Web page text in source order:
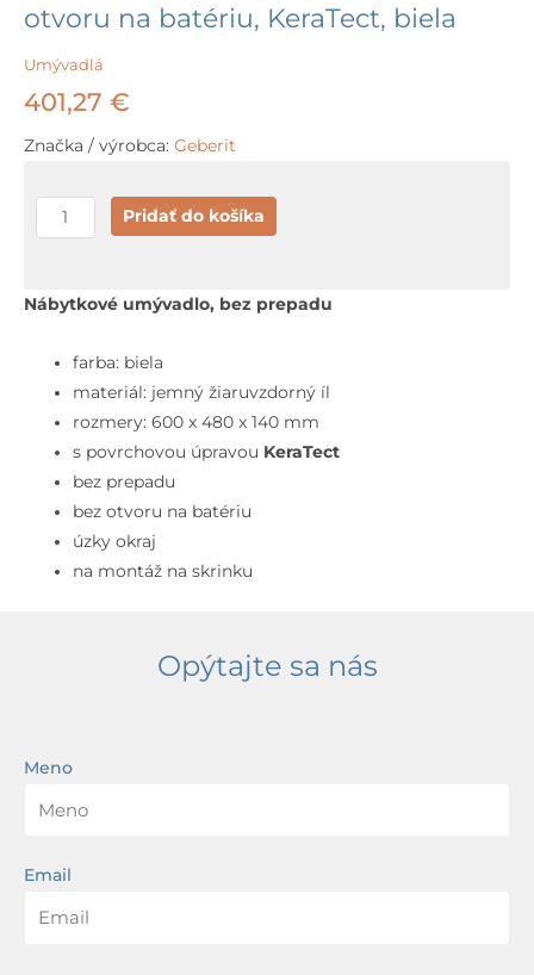
otvoru na batériu, KeraTect, biela
Umývadlá
401,27 €
Značka / výrobca: Geberit
množstvo
Geberit
Umývadlo
60x48x14
cm,
bez
prepadu,
bez
otvoru
batériu,
Pridať do košíka
Nábytkové umývadlo, bez prepadu
farba: biela
materiál: jemný žiaruvzdorný íl
rozmery: 600 x 480 x 140 mm
s povrchovou úpravou KeraTect
bez prepadu
bez otvoru na batériu
úzky okraj
na montáž na skrinku
Opýtajte sa nás
Meno
Email